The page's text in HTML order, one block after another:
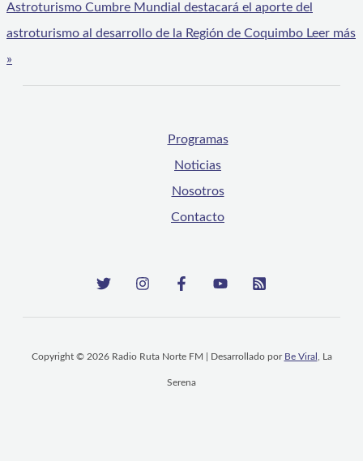
Astroturismo Cumbre Mundial destacará el aporte del
astroturismo al desarrollo de la Región de Coquimbo Leer más
»
Programas
Noticias
Nosotros
Contacto
Copyright © 2026 Radio Ruta Norte FM | Desarrollado por Be Viral , La
Serena